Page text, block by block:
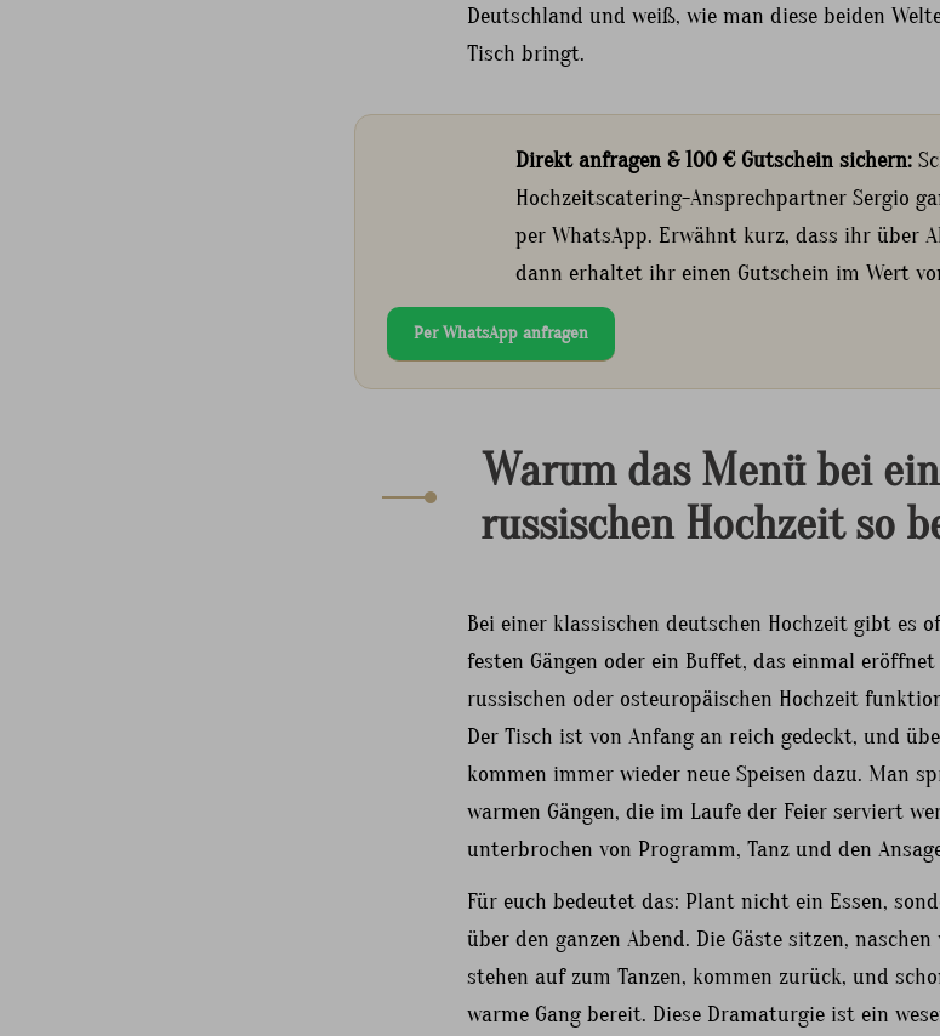
Deutschland und weiß, wie man diese beiden
Tisch bringt.
Direkt anfragen & 100 € Gutschein sichern:
Hochzeitscatering-Ansprechpartner Sergio
per WhatsApp. Erwähnt kurz, dass ihr über
dann erhaltet ihr einen Gutschein im Wert
Per WhatsApp anfragen
Warum das Menü bei
russischen Hochzeit so
Bei einer klassischen deutschen Hochzeit gibt es
festen Gängen oder ein Buffet, das einmal
russischen oder osteuropäischen Hochzeit
Der Tisch ist von Anfang an reich gedeckt, und
kommen immer wieder neue Speisen dazu. Man
warmen Gängen, die im Laufe der Feier serviert
unterbrochen von Programm, Tanz und den
Für euch bedeutet das: Plant nicht ein Essen,
über den ganzen Abend. Die Gäste sitzen,
stehen auf zum Tanzen, kommen zurück, und
warme Gang bereit. Diese Dramaturgie ist ein